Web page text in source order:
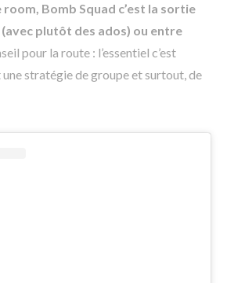
room, Bomb Squad c’est la sortie
plutôt des ados) ou entre
pour la route : l’essentiel c’est
stratégie de groupe et surtout, de